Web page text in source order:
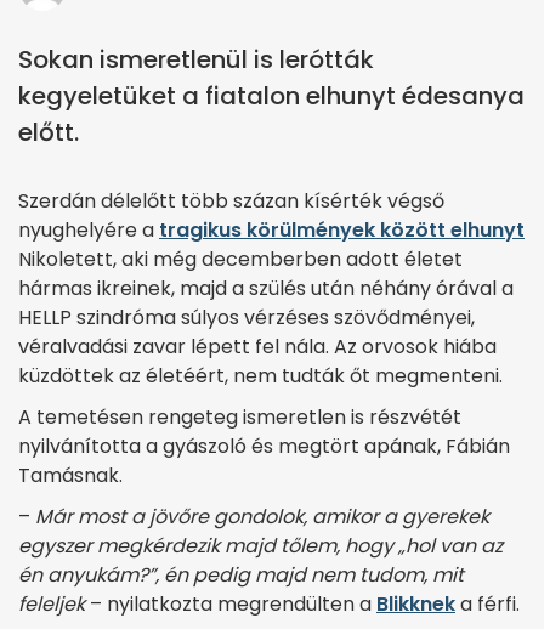
Sokan ismeretlenül is lerótták
kegyeletüket a fiatalon elhunyt édesanya
előtt.
Szerdán délelőtt több százan kísérték végső
nyughelyére a tragikus körülmények között elhunyt
Nikoletett, aki még decemberben adott életet
hármas ikreinek, majd a szülés után néhány órával a
HELLP szindróma súlyos vérzéses szövődményei,
véralvadási zavar lépett fel nála. Az orvosok hiába
küzdöttek az életéért, nem tudták őt megmenteni.
A temetésen rengeteg ismeretlen is részvétét
nyilvánította a gyászoló és megtört apának, Fábián
Tamásnak.
– Már most a jövőre gondolok, amikor a gyerekek
egyszer megkérdezik majd tőlem, hogy „hol van az
én anyukám?”, én pedig majd nem tudom, mit
feleljek– nyilatkozta megrendülten a Blikkneka férfi.